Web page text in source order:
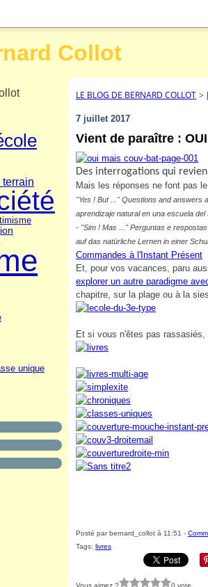
Collot
terrain
unique
LE BLOG DE BERNARD COLLOT >
7 juillet 2017
Vient de paraître :
Des interrogations qui
Mais les réponses ne font pas
"Yes ! But ..." Questions and answers
aprendizaje natural en una escuela del
- "Sim ! Mas ..." Perguntas e
auf das natürliche Lernen in einer
Commandes à l'Instant Présent
Et, pour vos vacances, paru
explorer un autre paradigme
chapitre, sur la plage ou à la
Et si vous n'êtes pas
Posté par bernard_collot à 11:51 -
Tags: livres
Vous aimez ? 0 vote